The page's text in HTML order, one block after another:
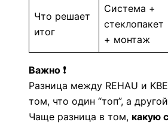
Что решает
итог
Система +
стеклопакет
+ монтаж
Важно ❗
Разница между REHAU и
том, что один “топ”, а
Чаще разница в том, какую